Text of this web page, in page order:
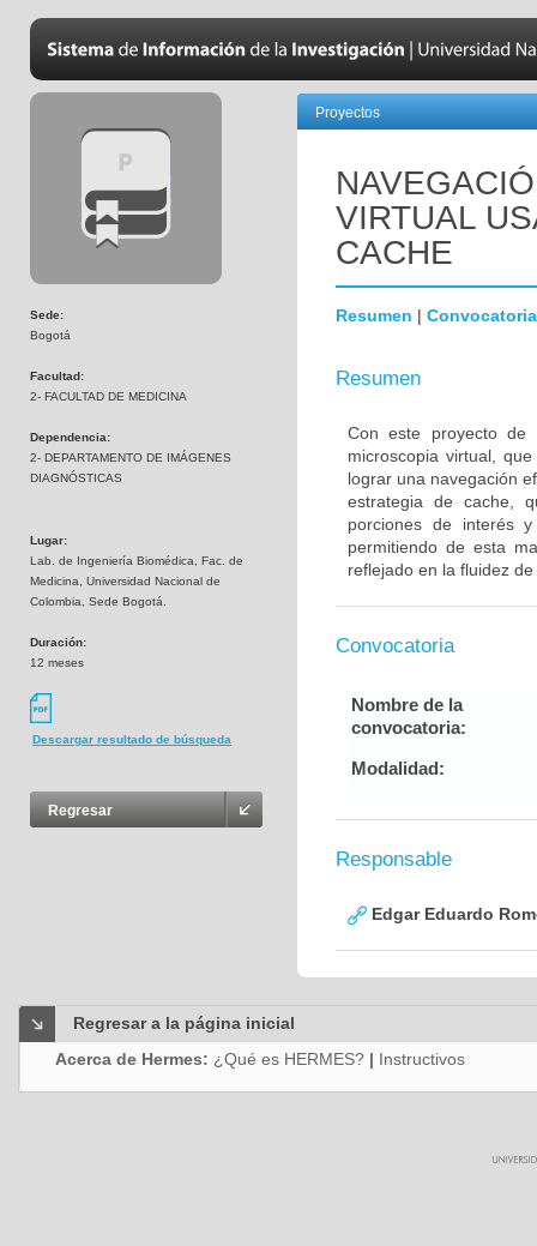
Sede:
Bogotá
Facultad:
2- FACULTAD DE MEDICINA
Dependencia:
2- DEPARTAMENTO DE IMÁGENES
DIAGNÓSTICAS
Lugar:
Lab. de Ingeniería Biomédica, Fac. de
Medicina, Universidad Nacional de
Colombia, Sede Bogotá.
Duración:
12 meses
Descargar resultado de búsqueda
Regresar
Proyectos
VIRTUAL
CACHE
Resumen | Convocatoria
Resumen
Con este proyecto de
microscopia virtual,
lograr una navegación
estrategia de cache,
porciones de interés
permitiendo de esta
reflejado en la fluidez
Convocatoria
Nombre de la
convocatoria:
Modalidad:
Responsable
Edgar Eduardo
Regresar a la página inicial
Acerca de Hermes: ¿Qué es HERMES? | Instructivos